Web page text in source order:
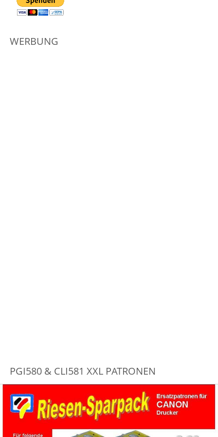
WERBUNG
PGI580 & CLI581 XXL PATRONEN